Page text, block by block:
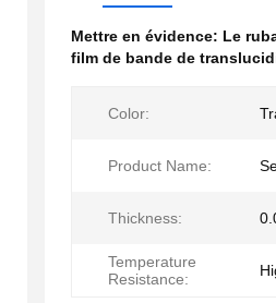
Mettre en évidence: Le
film de bande de
Color:
Product Name:
Thickness:
Temperature
Resistance: